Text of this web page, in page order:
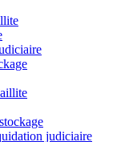
judiciaire